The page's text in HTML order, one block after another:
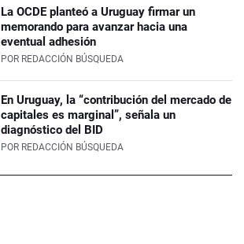
La OCDE planteó a Uruguay firmar un
memorando para avanzar hacia una
eventual adhesión
POR REDACCIÓN BÚSQUEDA
En Uruguay, la “contribución del mercado de
capitales es marginal”, señala un
diagnóstico del BID
POR REDACCIÓN BÚSQUEDA